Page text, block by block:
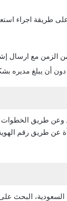
على طريقة اجراء
الزمن مع ارسال
دون أن يبلغ مديره
وعن طريق
عن طريق رقم
البحث